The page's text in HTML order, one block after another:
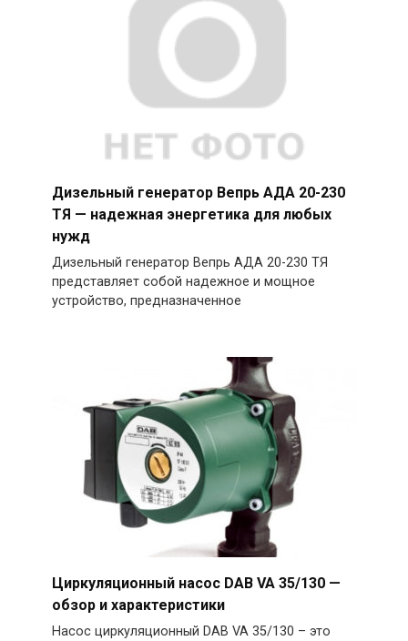
Дизельный генератор Вепрь АДА 20-230
ТЯ — надежная энергетика для любых
нужд
Дизельный генератор Вепрь АДА 20-230 ТЯ
представляет собой надежное и мощное
устройство, предназначенное
Циркуляционный насос DAB VA 35/130 —
обзор и характеристики
Насос циркуляционный DAB VA 35/130 – это